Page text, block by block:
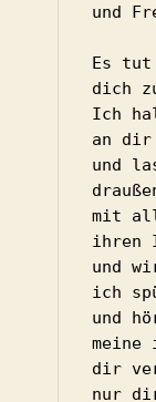
und
Es
dich
Ich
an dir
und
mit
ihren
und
ich
und
meine
dir
nur